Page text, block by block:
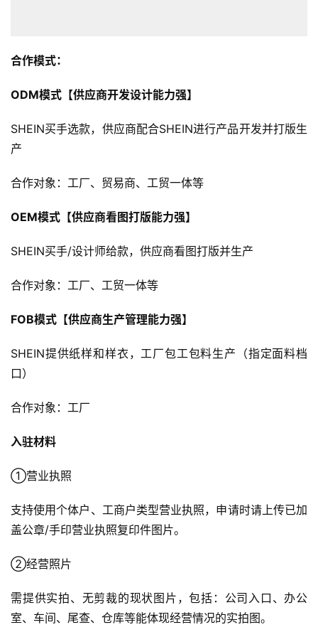
首
页
全
开
境
百
媒
销
跨
境
导
航
合作模式：
ODM模式【供应商开发设计能力强】
SHEIN买手选款，供应商配合SHEIN进行产品开发并打版生
产
合作对象：工厂、贸易商、工贸一体等
OEM模式【供应商看图打版能力强】
SHEIN买手/设计师给款，供应商看图打版并生产
合作对象：工厂、工贸一体等
FOB模式【供应商生产管理能力强】
SHEIN提供纸样和样衣，工厂包工包料生产（指定面料档
口）
合作对象：工厂
入驻材料
①营业执照
支持使用个体户、工商户类型营业执照，申请时请上传已加
盖公章/手印营业执照复印件图片。
②经营照片
需提供实拍、无剪裁的现状图片，包括：公司入口、办公
室、车间、尾查、仓库等能体现经营情况的实拍图。